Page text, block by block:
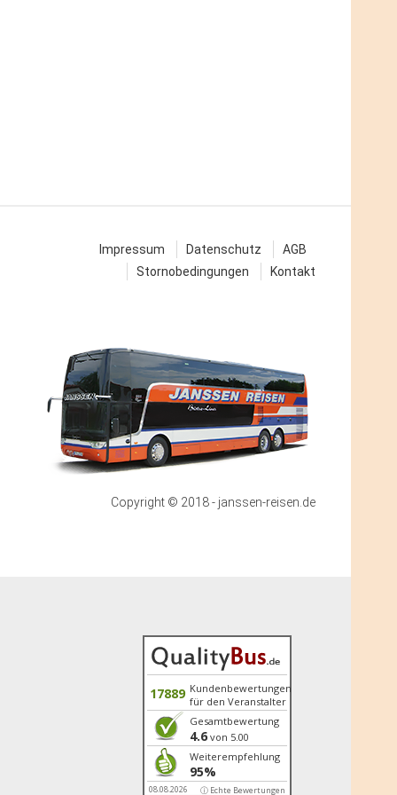
Dörpen, Kreuzung B70 Tankstelle,
Adresse: 26892 Dörpen, Bahnhofstr.
Zustieg / Haltestelle
Emden, Bahnhof, Adresse: 26721
Emden, Bahnhofsplatz 11
Zustieg / Haltestelle
Essen/Ol., Bahnhof, Adresse: 49632
Essen/Oldb., Bahnhofstrasse
Friesoythe, Haltestelle „famila“,
Hagen, VAG Küfer, Börsten 38, 27628
Hagen (B6), Adresse: 27628 Hagen,
Haselünne, ZOB, Adresse: 49740
Haselünne, Bahnhofstrasse
Impressum Datenschutz
AGB
Stornobedingungen
Kontakt
Copyright © 2018 - janssen-reisen.de
17889 Kundenbewertungen
für den Veranstalter
Gesamtbewertung
4.6von 5.00
Weiterempfehlung
95%
08.08.2026 ⓘ Echte Bewertungen